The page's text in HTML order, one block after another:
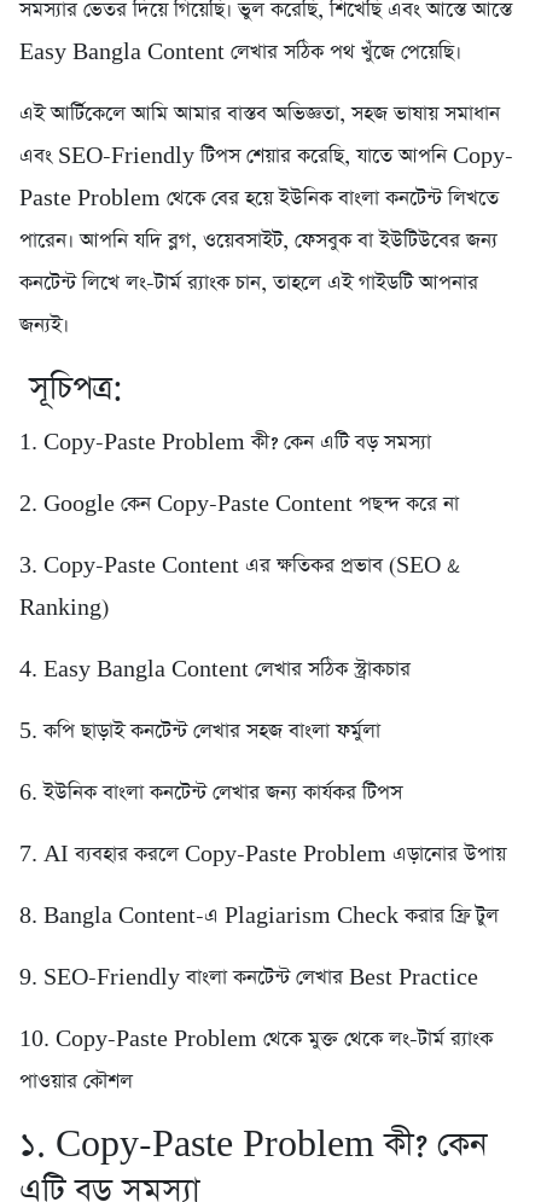
সমস্যার ভেতর দিয়ে গিয়েছি। ভুল করেছি, শিখেছি এবং আস্তে আস্তে
Easy Bangla Content লেখার সঠিক পথ খুঁজে পেয়েছি।
এই আর্টিকেলে আমি আমার বাস্তব অভিজ্ঞতা, সহজ ভাষায় সমাধান
এবং SEO-Friendly টিপস শেয়ার করেছি, যাতে আপনি Copy-
Paste Problem থেকে বের হয়ে ইউনিক বাংলা কনটেন্ট লিখতে
পারেন। আপনি যদি ব্লগ, ওয়েবসাইট, ফেসবুক বা ইউটিউবের জন্য
কনটেন্ট লিখে লং-টার্ম র‍্যাংক চান, তাহলে এই গাইডটি আপনার
জন্যই।
সূচিপত্র:
1. Copy-Paste Problem কী? কেন এটি বড় সমস্যা
2. Google কেন Copy-Paste Content পছন্দ করে না
3. Copy-Paste Content এর ক্ষতিকর প্রভাব (SEO &
Ranking)
4. Easy Bangla Content লেখার সঠিক স্ট্রাকচার
5. কপি ছাড়াই কনটেন্ট লেখার সহজ বাংলা ফর্মুলা
6. ইউনিক বাংলা কনটেন্ট লেখার জন্য কার্যকর টিপস
7. AI ব্যবহার করলে Copy-Paste Problem এড়ানোর উপায়
8. Bangla Content-এ Plagiarism Check করার ফ্রি টুল
9. SEO-Friendly বাংলা কনটেন্ট লেখার Best Practice
10. Copy-Paste Problem থেকে মুক্ত থেকে লং-টার্ম র‍্যাংক
পাওয়ার কৌশল
১. Copy-Paste Problem কী? কেন
এটি বড় সমস্যা